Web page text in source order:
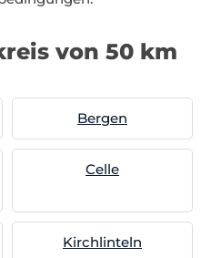
von 50 km
Bergen
Celle
Kirchlinteln